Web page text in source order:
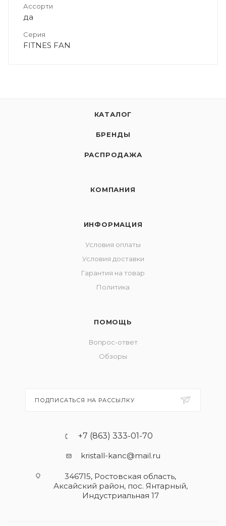
Ассорти
да
Серия
FITNES FAN
КАТАЛОГ
БРЕНДЫ
РАСПРОДАЖА
КОМПАНИЯ
ИНФОРМАЦИЯ
Условия оплаты
Условия доставки
Гарантия на товар
Политика
ПОМОЩЬ
Вопрос-ответ
Обзоры
ПОДПИСАТЬСЯ НА РАССЫЛКУ
+7 (863) 333-01-70
kristall-kanc@mail.ru
346715, Ростовская область​,
Аксайский район, пос. Янтарный,
Индустриальная 17